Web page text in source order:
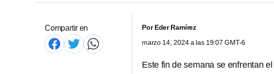
Compartir en PorEder Ramírez
marzo 14, 2024 a las 19:07 GMT-6
Este fin de semana se enfrentan el